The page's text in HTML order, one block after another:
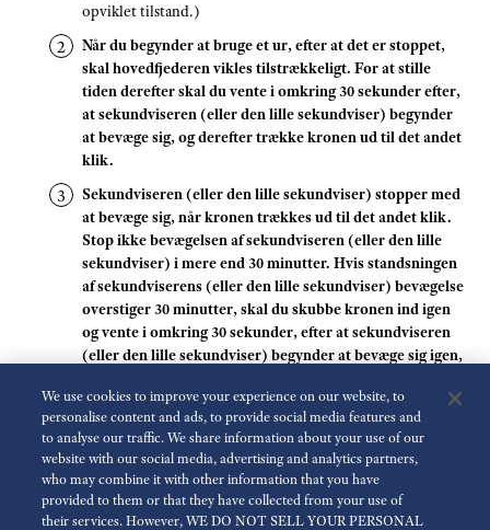
opviklet tilstand.)
Når du begynder at bruge et ur, efter at det er stoppet,
skal hovedfjederen vikles tilstrækkeligt. For at stille
tiden derefter skal du vente i omkring 30 sekunder efter,
at sekundviseren (eller den lille sekundviser) begynder
at bevæge sig, og derefter trække kronen ud til det andet
klik.
Sekundviseren (eller den lille sekundviser) stopper med
at bevæge sig, når kronen trækkes ud til det andet klik.
Stop ikke bevægelsen af sekundviseren (eller den lille
sekundviser) i mere end 30 minutter. Hvis standsningen
af sekundviserens (eller den lille sekundviser) bevægelse
overstiger 30 minutter, skal du skubbe kronen ind igen
og vente i omkring 30 sekunder, efter at sekundviseren
(eller den lille sekundviser) begynder at bevæge sig igen,
FORSIGTIG
For modeller med en skruekrone så husk at skrue kronen ind.
We use cookies to improve your experience on our website, to
personalise content and ads, to provide social media features and
to analyse our traffic. We share information about your use of our
website with our social media, advertising and analytics partners,
who may combine it with other information that you have
provided to them or that they have collected from your use of
their services. However, WE DO NOT SELL YOUR PERSONAL